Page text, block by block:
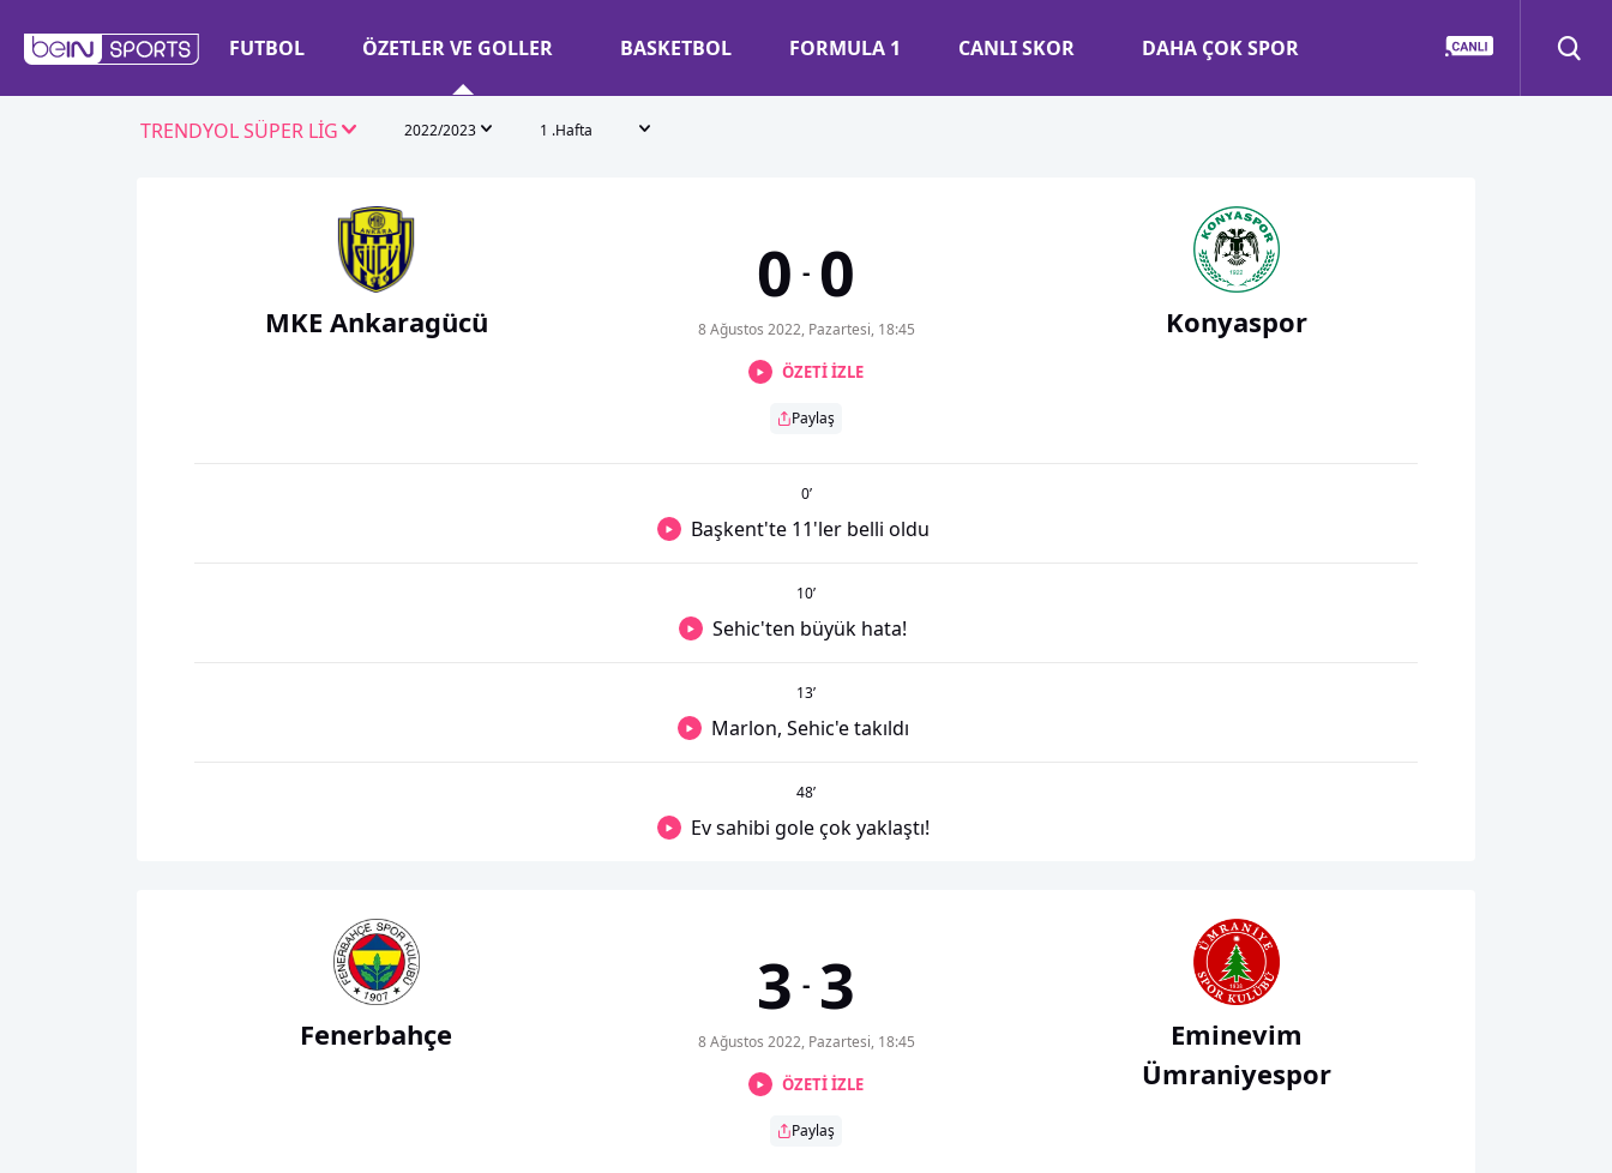
FUTBOL ÖZETLER VE GOLLER BASKETBOL FORMULA 1 CANLI SKOR DAHA ÇOK SPOR
TRENDYOL SÜPER LİG 2022/2023 1 .Hafta
MKE Ankaragücü
0 - 0
8 Ağustos 2022, Pazartesi, 18:45
ÖZETİ İZLE
Paylaş
Konyaspor
0’
Başkent'te 11'ler belli oldu
10’
Sehic'ten büyük hata!
13’
Marlon, Sehic'e takıldı
48’
Ev sahibi gole çok yaklaştı!
Fenerbahçe
3 - 3
8 Ağustos 2022, Pazartesi, 18:45
ÖZETİ İZLE
Paylaş
Eminevim
Ümraniyespor